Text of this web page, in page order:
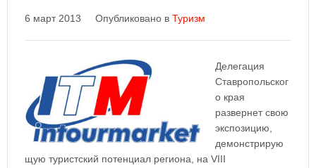
6 март 2013 Опубликовано в Туризм
Делегация
Ставропольског
о края
развернет свою
экспозицию,
демонстрирую
щую туристский потенциал региона, на VIII